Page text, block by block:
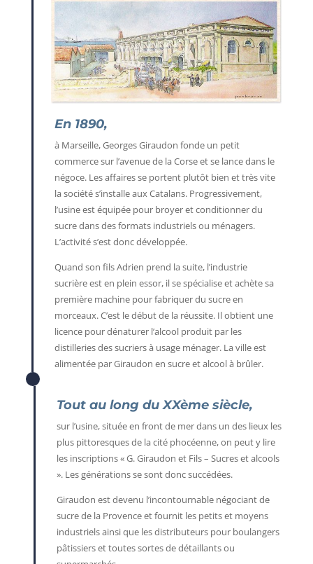
En 1890,
à Marseille, Georges Giraudon fonde un petit
commerce sur l’avenue de la Corse et se lance dans le
négoce. Les affaires se portent plutôt bien et très vite
la société s’installe aux Catalans. Progressivement,
l’usine est équipée pour broyer et conditionner du
sucre dans des formats industriels ou ménagers.
L’activité s’est donc développée.
Quand son fils Adrien prend la suite, l’industrie
sucrière est en plein essor, il se spécialise et achète sa
première machine pour fabriquer du sucre en
morceaux. C’est le début de la réussite. Il obtient une
licence pour dénaturer l’alcool produit par les
distilleries des sucriers à usage ménager. La ville est
alimentée par Giraudon en sucre et alcool à brûler.
Tout au long du XXème siècle,
sur l’usine, située en front de mer dans un des lieux les
plus pittoresques de la cité phocéenne, on peut y lire
les inscriptions « G. Giraudon et Fils – Sucres et alcools
». Les générations se sont donc succédées.
Giraudon est devenu l’incontournable négociant de
sucre de la Provence et fournit les petits et moyens
industriels ainsi que les distributeurs pour boulangers
pâtissiers et toutes sortes de détaillants ou